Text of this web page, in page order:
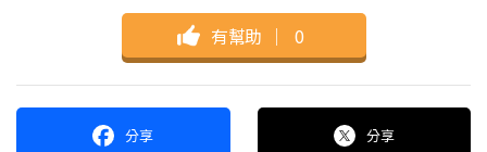
有幫助 ｜ 0
分享 分享